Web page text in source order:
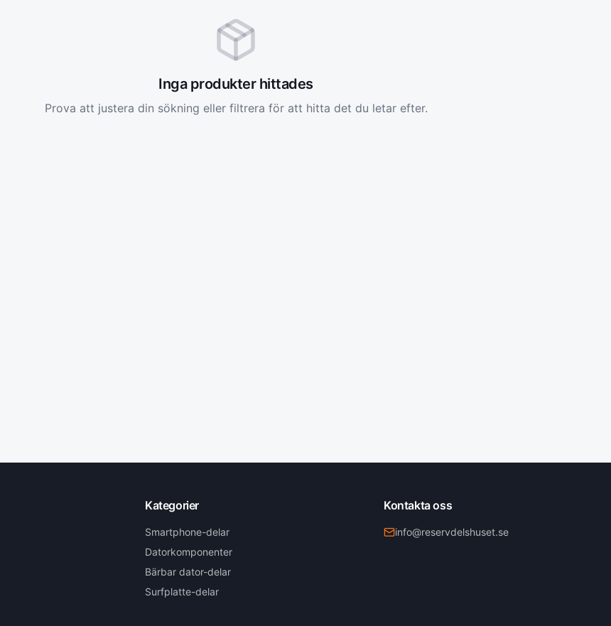
Inga produkter hittades
Prova att justera din sökning eller filtrera för att hitta det du letar efter.
Kategorier
Smartphone-delar
Datorkomponenter
Bärbar dator-delar
Surfplatte-delar
Kontakta oss
info@reservdelshuset.se